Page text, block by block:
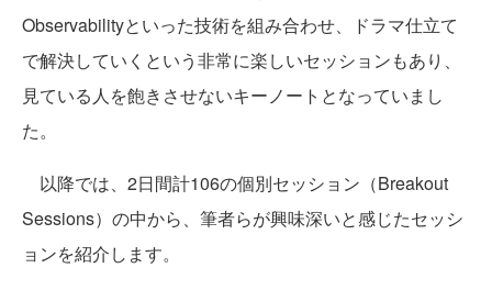
Observabilityといった技術を組み合わせ、ドラマ仕立て
で解決していくという非常に楽しいセッションもあり、
見ている人を飽きさせないキーノートとなっていまし
た。
以降では、2日間計106の個別セッション（Breakout
Sessions）の中から、筆者らが興味深いと感じたセッシ
ョンを紹介します。